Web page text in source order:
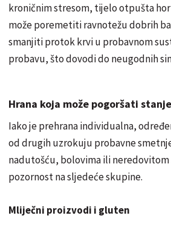
kroničnim stresom, tijelo otpušta
može poremetiti ravnotežu dobrih
smanjiti protok krvi u probavnom
probavu, što dovodi do neugodnih
Hrana koja može pogoršati stanje
Iako je prehrana individualna,
od drugih uzrokuju probavne
nadutošću, bolovima ili
pozornost na sljedeće skupine.
Mliječni proizvodi i gluten